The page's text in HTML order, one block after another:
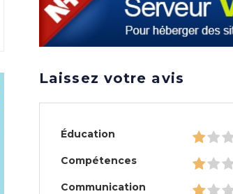
Laissez votre avis
Éducation
Compétences
Communication